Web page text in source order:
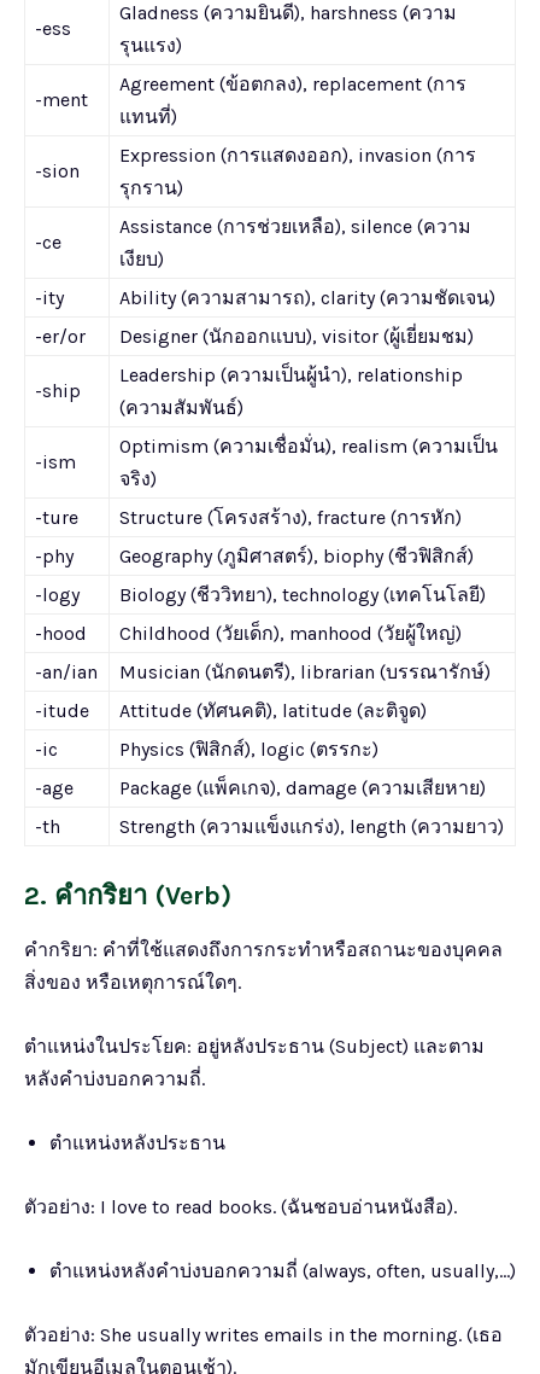
-ess
Gladness (ความยินดี), harshness (ความ
รุนแรง)
-ment
Agreement (ข้อตกลง), replacement (การ
แทนที่)
-sion
Expression (การแสดงออก), invasion (การ
รุกราน)
-ce
Assistance (การช่วยเหลือ), silence (ความ
เงียบ)
-ity
Ability (ความสามารถ), clarity (ความชัดเจน)
-er/or
Designer (นักออกแบบ), visitor (ผู้เยี่ยมชม)
-ship
Leadership (ความเป็นผู้นำ), relationship
(ความสัมพันธ์)
-ism
Optimism (ความเชื่อมั่น), realism (ความเป็น
จริง)
-ture
Structure (โครงสร้าง), fracture (การหัก)
-phy
Geography (ภูมิศาสตร์), biophy (ชีวฟิสิกส์)
-logy
Biology (ชีววิทยา), technology (เทคโนโลยี)
-hood
Childhood (วัยเด็ก), manhood (วัยผู้ใหญ่)
-an/ian
Musician (นักดนตรี), librarian (บรรณารักษ์)
-itude
Attitude (ทัศนคติ), latitude (ละติจูด)
-ic
Physics (ฟิสิกส์), logic (ตรรกะ)
-age
Package (แพ็คเกจ), damage (ความเสียหาย)
-th
Strength (ความแข็งแกร่ง), length (ความยาว)
2. คำกริยา (Verb)
คำกริยา: คำที่ใช้แสดงถึงการกระทำหรือสถานะของบุคคล
สิ่งของ หรือเหตุการณ์ใดๆ.
ตำแหน่งในประโยค: อยู่หลังประธาน (Subject) และตาม
หลังคำบ่งบอกความถี่.
ตำแหน่งหลังประธาน
ตัวอย่าง: I love to read books. (ฉันชอบอ่านหนังสือ).
ตำแหน่งหลังคำบ่งบอกความถี่ (always, often, usually,…)
ตัวอย่าง: She usually writes emails in the morning. (เธอ
มักเขียนอีเมลในตอนเช้า).